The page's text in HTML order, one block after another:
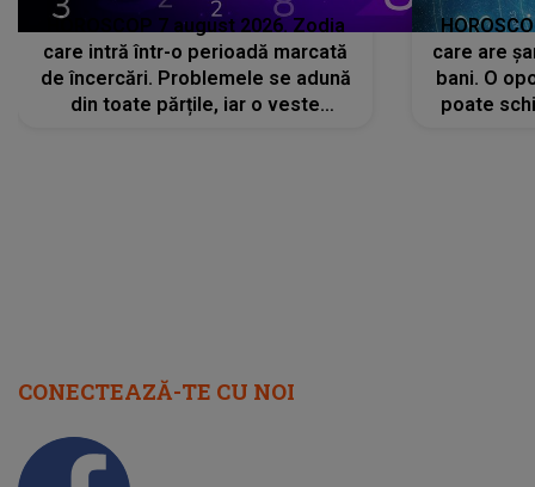
HOROSCOP 7 august 2026. Zodia
care intră într-o perioadă marcată
de încercări. Problemele se adună
din toate părțile, iar o veste
care are
bani. O
poate
CONECTEAZĂ-TE CU NOI